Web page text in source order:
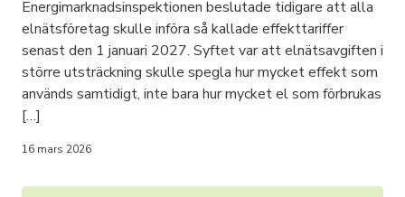
Energimarknadsinspektionen beslutade tidigare att alla
elnätsföretag skulle införa så kallade effekttariffer
senast den 1 januari 2027. Syftet var att elnätsavgiften i
större utsträckning skulle spegla hur mycket effekt som
används samtidigt, inte bara hur mycket el som förbrukas
[…]
16 mars 2026